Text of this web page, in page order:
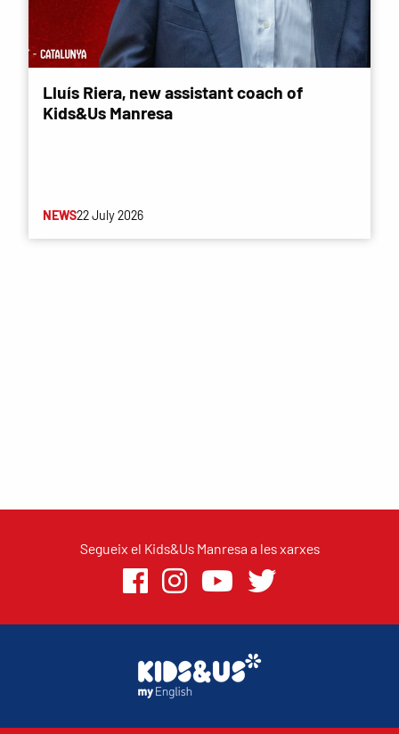
Lluís Riera, new assistant coach of
Kids&Us Manresa
NEWS22 July 2026
Segueix el Kids&Us Manresa a les xarxes